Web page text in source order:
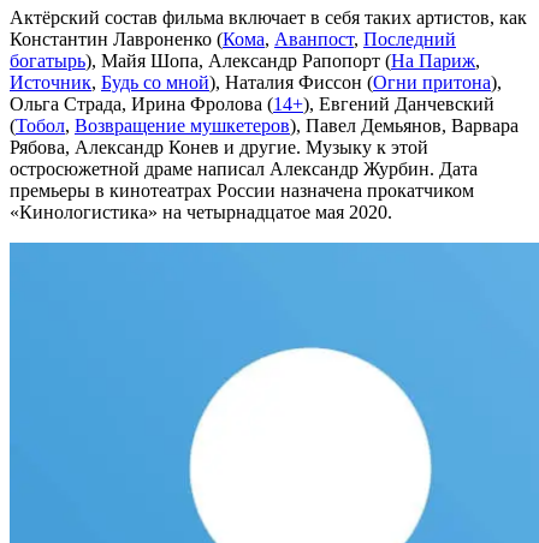
Актёрский состав фильма включает в себя таких артистов, как
Константин Лавроненко (Кома, Аванпост, Последний
богатырь), Майя Шопа, Александр Рапопорт (На Париж,
Источник, Будь со мной), Наталия Фиссон (Огни притона),
Ольга Страда, Ирина Фролова (14+), Евгений Данчевский
(Тобол, Возвращение мушкетеров), Павел Демьянов, Варвара
Рябова, Александр Конев и другие. Музыку к этой
остросюжетной драме написал Александр Журбин. Дата
премьеры в кинотеатрах России назначена прокатчиком
«Кинологистика» на четырнадцатое мая 2020.